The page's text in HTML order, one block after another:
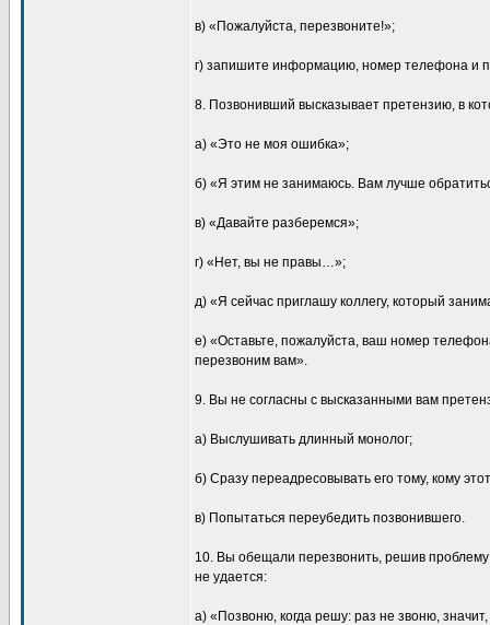
в) «Пожалуйста, перезвоните!»;
г) запишите информацию, номер телефона и
8. Позвонивший высказывает претензию, в
а) «Это не моя ошибка»;
б) «Я этим не занимаюсь. Вам лучше
в) «Давайте разберемся»;
г) «Нет, вы не правы…»;
д) «Я сейчас приглашу коллегу, который
е) «Оставьте, пожалуйста, ваш номер
перезвоним вам».
9. Вы не согласны с высказанными вам
а) Выслушивать длинный монолог;
б) Сразу переадресовывать его тому, кому
в) Попытаться переубедить позвонившего.
10. Вы обещали перезвонить, решив
не удается:
а) «Позвоню, когда решу: раз не звоню,